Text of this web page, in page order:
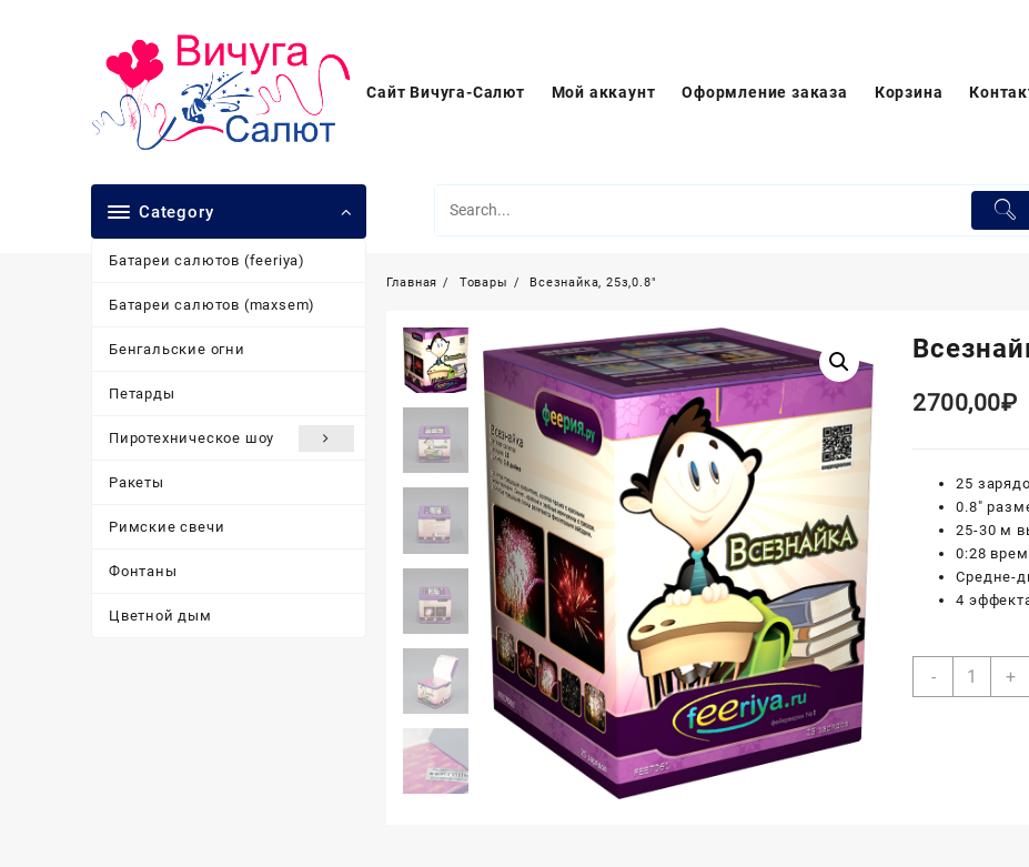
Сайт Вичуга-Салют Мой аккаунт Оформление заказа Корзина
Category
Батареи салютов (feeriya)
Батареи салютов (maxsem)
Бенгальские огни
Петарды
Пиротехническое шоу
Ракеты
Римские свечи
Фонтаны
Цветной дым
Главная Товары Всезнайка, 25з,0.8″
2700,00₽
25
0.8″
25-30 м
0:28
Средне-
4
- +